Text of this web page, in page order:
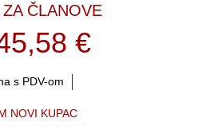
ČLANOVE
€
s PDV-om
NOVI KUPAC